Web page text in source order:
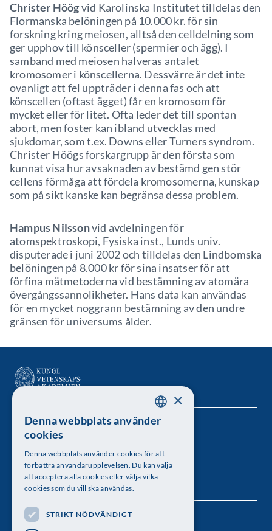
Christer Höögvid Karolinska Institutet tilldelas den
Flormanska belöningen på 10.000 kr. för sin
forskning kring meiosen, alltså den celldelning som
ger upphov till könsceller (spermier och ägg). I
samband med meiosen halveras antalet
kromosomer i könscellerna. Dessvärre är det inte
ovanligt att fel uppträder i denna fas och att
könscellen (oftast ägget) får en kromosom för
mycket eller för litet. Ofta leder det till spontan
abort, men foster kan ibland utvecklas med
sjukdomar, som t.ex. Downs eller Turners syndrom.
Christer Höögs forskargrupp är den första som
kunnat visa hur avsaknaden av bestämd gen stör
cellens förmåga att fördela kromosomerna, kunskap
som på sikt kanske kan begränsa dessa problem.
Hampus Nilssonvid avdelningen för
atomspektroskopi, Fysiska inst., Lunds univ.
disputerade i juni 2002 och tilldelas den Lindbomska
belöningen på 8.000 kr för sina insatser för att
förfina mätmetoderna vid bestämning av atomära
övergångssannolikheter. Hans data kan användas
för en mycket noggrann bestämning av den undre
gränsen för universums ålder.
Kungl. Vetenskapsakademien
Besöksadress: Lilla Frescativägen 4A
Telefon: 08-673 95 00
Följ oss
SWEDISH
×
Denna webbplats använder
cookies
Denna webbplats använder cookies för att
förbättra användarupplevelsen. Du kan välja
att acceptera alla cookies eller välja vilka
cookies som du vill ska användas.
STRIKT NÖDVÄNDIGT